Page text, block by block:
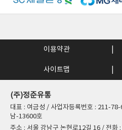
이용약관
사이트맵
(주)정준유통
대표 : 여금성 / 사업자등록번호 : 211-
남-13600호
주소 : 서울 강남구 논현로12길 16 / 전